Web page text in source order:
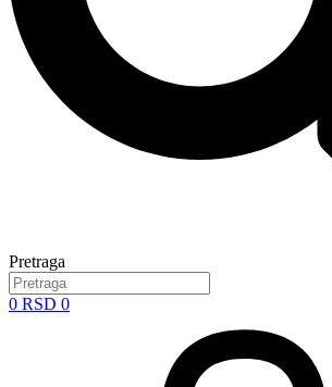
Pretraga
0 RSD 0